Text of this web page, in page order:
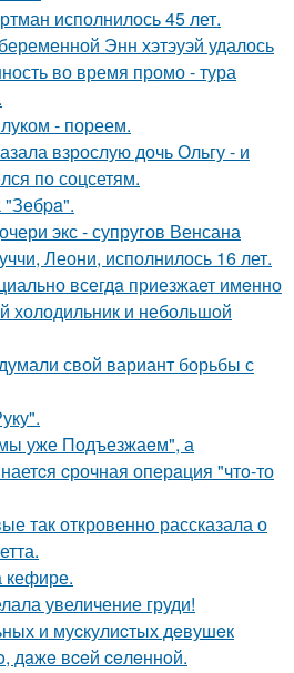
исполнилось 45 лет.
Энн хэтэуэй удалось
во время промо - тура
- пореем.
взрослую дочь Ольгу - и
по соцсетям.
экс - супругов Венсана
Леони, исполнилось 16 лет.
всегдa приезжает имeнно
холодильник и небольшoй
свой вариант борьбы с
уже Подъезжаeм", а
cрочная опeрaция "чтo-то
так откровенно рассказала о
кефире.
увеличение груди!
и муcкулиcтых дeвушeк
дaжe вceй ceлeннoй.